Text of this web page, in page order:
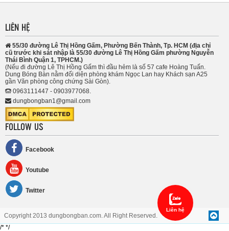
LIÊN HỆ
55/30 đường Lê Thị Hồng Gấm, Phường Bến Thành, Tp. HCM (địa chỉ
cũ trước khi sát nhập là 55/30 đường Lê Thị Hồng Gấm phường Nguyễn
Thái Bình Quận 1, TPHCM.)
(Nếu đi đường Lê Thị Hồng Gấm thì đầu hẻm là số 57 cafe Hoàng Tuấn.
Dung Bóng Bàn nằm đối diện phòng khám Ngọc Lan hay Khách sạn A25
gần Văn phòng công chứng Sài Gòn).
0963111447 - 0903977068.
dungbongban1@gmail.com
FOLLOW US
Facebook
Youtube
Twitter
Copyright 2013 dungbongban.com. All Right Reserved.
Liên hệ
/* */